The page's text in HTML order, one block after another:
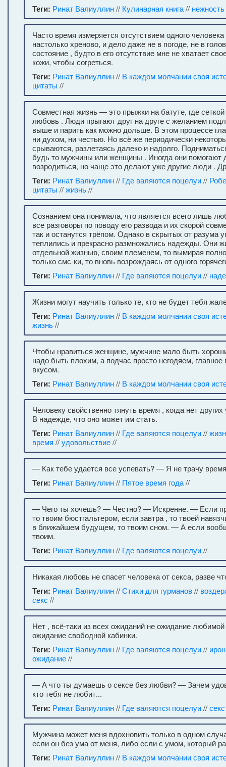
Теги: Ринат Валиуллин// Кулинарная книга// нежность
Часто время измеряется отсутствием одного
настолько хреново, и дело даже не в погоде, не в
состояние , будто в его отсутствие мне не хватает
кожи, чтобы согреться.
Теги: Ринат Валиуллин// В каждом молчании своя
цитаты //
Совместная жизнь — это прыжки на батуте, где
любовь . Люди прыгают друг на друге с желанием
выше и парить как можно дольше. В этом процессе
ни духом, ни честью. Но всё же периодически
срываются, разлетаясь далеко и надолго.
будь то мужчины или женщины . Иногда они помогают
возродиться, но чаще это делают уже другие люди .
Теги: Ринат Валиуллин// Где валяются поцелуи//
цитаты //жизнь//
Сознанием она понимала, что является всего лишь
все разговоры по поводу его развода и их скорой
так и останутся трёпом. Однако в скрытых от разума
теплились и прекрасно размножались надежды. Они
отдельной жизнью, своим племенем, то вымирая
только смс-ки, то вновь возрождаясь от одного
Теги: Ринат Валиуллин// Где валяются поцелуи//
Жизни могут научить только те, кто не будет тебя
Теги: Ринат Валиуллин// В каждом молчании своя
жизнь//
Чтобы нравиться женщине, мужчине мало быть
надо быть плохим, а подчас просто негодяем, главное
вкусом.
Теги: Ринат Валиуллин// В каждом молчании своя
Человеку свойственно тянуть время , когда нет
В надежде, что оно может им стать.
Теги: Ринат Валиуллин// Где валяются поцелуи//
время //удовольствие//
— Как тебе удается все успевать? — Я не трачу
Теги: Ринат Валиуллин// Пятое время года//
— Чего ты хочешь? — Честно? — Искренне. — Если
то твоим бюстгальтером, если завтра , то твоей
в ближайшем будущем, то твоим сном. — А если
твоим.
Теги: Ринат Валиуллин// Где валяются поцелуи//
Никакая любовь не спасет человека от секса, разве
Теги: Ринат Валиуллин//Стихи для гурманов//
секс //
Нет , всё-таки из всех ожиданий не ожидание любимой
ожидание свободной кабинки.
Теги: Ринат Валиуллин// Где валяются поцелуи//
ожидание//
— А что ты думаешь о сексе без любви? — Зачем
кто тебя не любит...
Теги: Ринат Валиуллин// Где валяются поцелуи//секс
Мужчина может меня вдохновить только в одном
если он без ума от меня, либо если с умом, который
Теги: Ринат Валиуллин// В каждом молчании своя